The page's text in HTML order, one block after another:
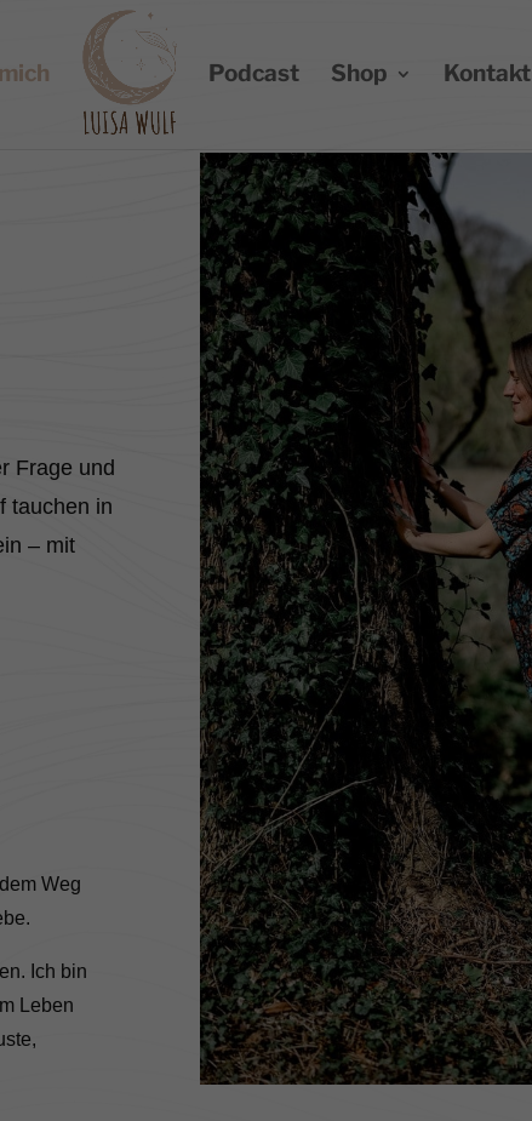
Podcast Shop Kontakt
Frage und
tauchen in
– mit
Weg
Ich bin
Leben